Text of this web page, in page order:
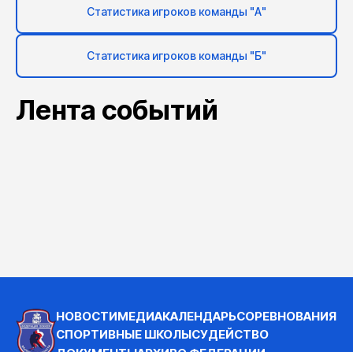
Статистика игроков команды "А"
Статистика игроков команды "Б"
Лента событий
НОВОСТИМЕДИАКАЛЕНДАРЬСОРЕВНОВАНИЯ
СПОРТИВНЫЕ ШКОЛЫСУДЕЙСТВО